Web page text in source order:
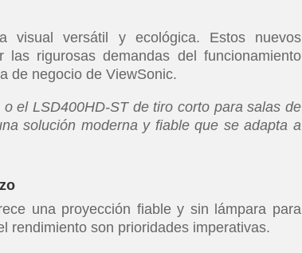
visual versátil y ecológica. Estos nuevos
rigurosas demandas del funcionamiento
de negocio de ViewSonic.
el LSD400HD-ST de tiro corto para salas de
solución moderna y fiable que se adapta a
una proyección fiable y sin lámpara para
rendimiento son prioridades imperativas.